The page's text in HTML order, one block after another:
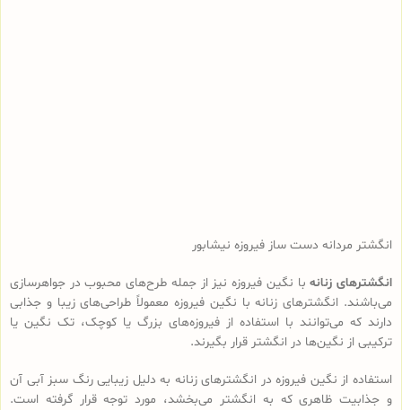
انگشتر مردانه دست ساز فیروزه نیشابور
انگشترهای زنانهبا نگین فیروزه نیز از جمله طرح‌های محبوب در جواهرسازی
می‌باشند. انگشترهای زنانه با نگین فیروزه معمولاً طراحی‌های زیبا و جذابی
دارند که می‌توانند با استفاده از فیروزه‌های بزرگ یا کوچک، تک نگین یا
ترکیبی از نگین‌ها در انگشتر قرار بگیرند.
استفاده از نگین فیروزه در انگشترهای زنانه به دلیل زیبایی رنگ سبز آبی آن
و جذابیت ظاهری که به انگشتر می‌بخشد، مورد توجه قرار گرفته است.